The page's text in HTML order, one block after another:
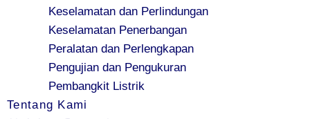
Keselamatan dan Perlindungan
Keselamatan Penerbangan
Peralatan dan Perlengkapan
Pengujian dan Pengukuran
Pembangkit Listrik
Tentang Kami